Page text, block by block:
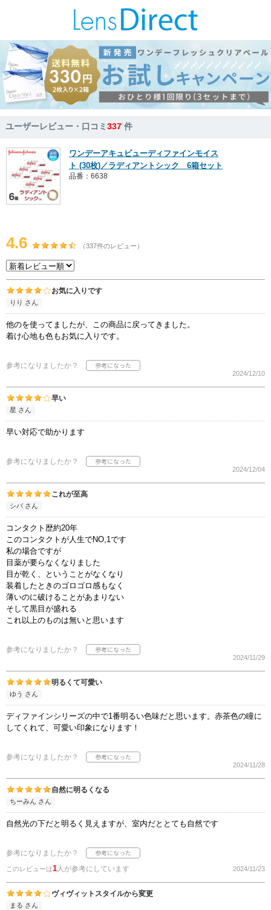
ユーザーレビュー・口コミ337 件
ワンデーアキュビューディファインモイス
ト (30枚)／ラディアントシック 6箱セット
品番：6638
4.6 （337件のレビュー）
お気に入りです
りり さん
他のを使ってましたが、この商品に戻ってきました。
着け心地も色もお気に入りです。
参考になりましたか？
2024/12/10
早い
星 さん
早い対応で助かります
参考になりましたか？
2024/12/04
これが至高
シバ さん
コンタクト歴約20年
このコンタクトが人生でNO,1です
私の場合ですが
目薬が要らなくなりました
目が乾く、ということがなくなり
装着したときのゴロゴロ感もなく
薄いのに破けることがあまりない
そして黒目が盛れる
これ以上のものは無いと思います
参考になりましたか？
2024/11/29
明るくて可愛い
ゆう さん
ディファインシリーズの中で1番明るい色味だと思います。赤茶色の瞳に
してくれて、可愛い印象になります！
参考になりましたか？
2024/11/28
自然に明るくなる
ちーみん さん
自然光の下だと明るく見えますが、室内だととても自然です
参考になりましたか？
このレビューは1人が参考にしています 2024/11/23
ヴィヴィットスタイルから変更
まる さん